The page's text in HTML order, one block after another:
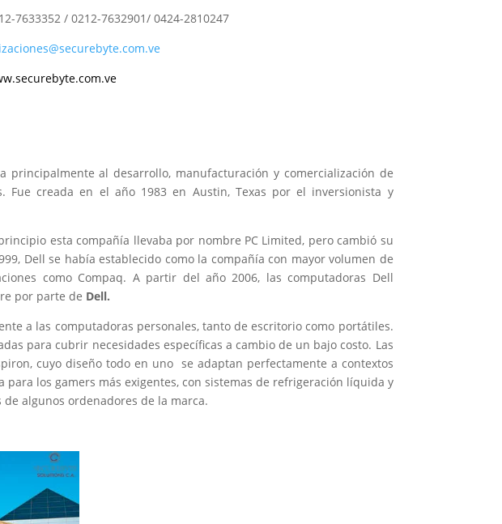
7633352 / 0212-7632901/ 0424-2810247
al desarrollo, manufacturación y comercialización de
Fue creada en el año 1983 en Austin, Texas por el inversionista y
esta compañía llevaba por nombre PC Limited, pero cambió su
Dell se había establecido como la compañía con mayor volumen de
como Compaq. A partir del año 2006, las computadoras Dell
por parte de Dell.
a las computadoras personales, tanto de escritorio como portátiles.
para cubrir necesidades específicas a cambio de un bajo costo. Las
cuyo diseño todo en uno se adaptan perfectamente a contextos
los gamers más exigentes, con sistemas de refrigeración líquida y
algunos ordenadores de la marca.